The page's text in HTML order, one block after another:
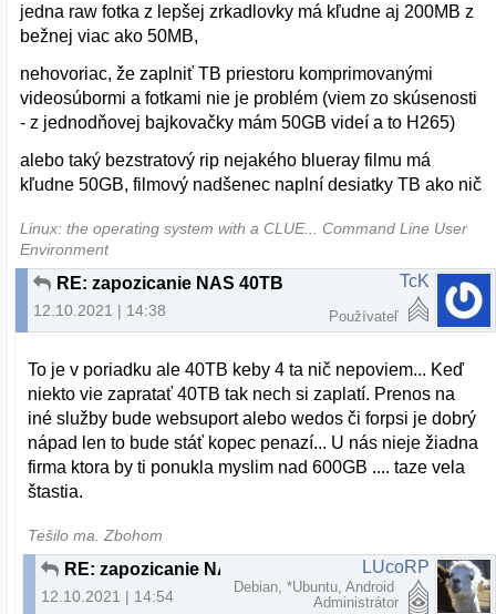
jedna raw fotka z lepšej zrkadlovky má kľudne aj 200MB z
bežnej viac ako 50MB,
nehovoriac, že zaplniť TB priestoru komprimovanými
videosúbormi a fotkami nie je problém (viem zo skúsenosti
- z jednodňovej bajkovačky mám 50GB videí a to H265)
alebo taký bezstratový rip nejakého blueray filmu má
kľudne 50GB, filmový nadšenec naplní desiatky TB ako nič
Linux: the operating system with a CLUE... Command Line User
Environment
RE: zapozicanie NAS 40TB
12.10.2021 | 14:38
TcK
Používateľ
To je v poriadku ale 40TB keby 4 ta nič nepoviem... Keď
niekto vie zapratať 40TB tak nech si zaplatí. Prenos na
iné služby bude websuport alebo wedos či forpsi je dobrý
nápad len to bude stáť kopec penazí... U nás nieje žiadna
firma ktora by ti ponukla myslim nad 600GB .... taze vela
štastia.
Tešilo ma. Zbohom
RE: zapozicanie NAS 40TB
12.10.2021 | 14:54
LUcoRP
Debian, *Ubuntu, Android
Administrátor